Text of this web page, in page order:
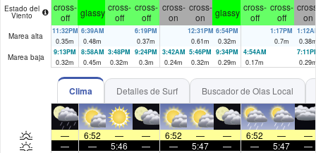
Estado del
Viento
cross-
off
glassy cross-
off
cross-
off
cross-
on
cross-
on
glassy cross-
off
cross-
off
on
Marea alta
11:32PM
0.35m
6:39AM
0.48m
6:19PM
0.37m
12:31PM
0.61m
6:54PM
0.32m
1:17PM
0.7m
0.38
Marea baja
9:13PM
0.32m
8:58AM
0.45m
3:48PM
0.32m
9:24PM
0.3m
3:42AM
0.24m
5:46PM
0.32m
9:34PM
0.29m
4:54AM
0.17m
0.29
Clima Detalles de Surf Buscador de Olas Local
— 6:52 — — 6:52 — — 6:52 —
—
—
— 5:46 — — 5:47 — — 5:47 —